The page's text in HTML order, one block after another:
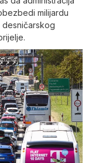
milijardu